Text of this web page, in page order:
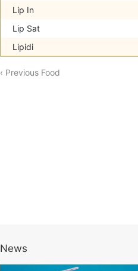
Lip In
Lip Sat
Lipidi
‹ Previous Food
News